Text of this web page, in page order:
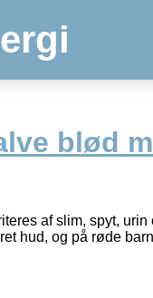
blød
af slim, spyt,
hud, og på røde